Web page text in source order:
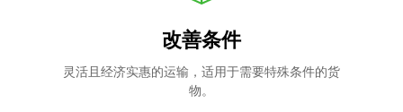
改善条件
灵活且经济实惠的运输，适用于需要特殊条件的货
物。